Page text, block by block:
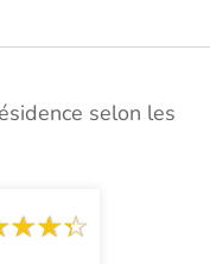
selon les